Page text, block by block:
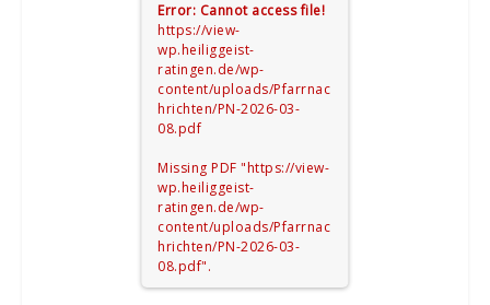
Error: Cannot access file!
https://view-
wp.heiliggeist-
ratingen.de/wp-
content/uploads/Pfarrnac
hrichten/PN-2026-03-
08.pdf
Missing PDF "https://view-
wp.heiliggeist-
ratingen.de/wp-
content/uploads/Pfarrnac
hrichten/PN-2026-03-
08.pdf".